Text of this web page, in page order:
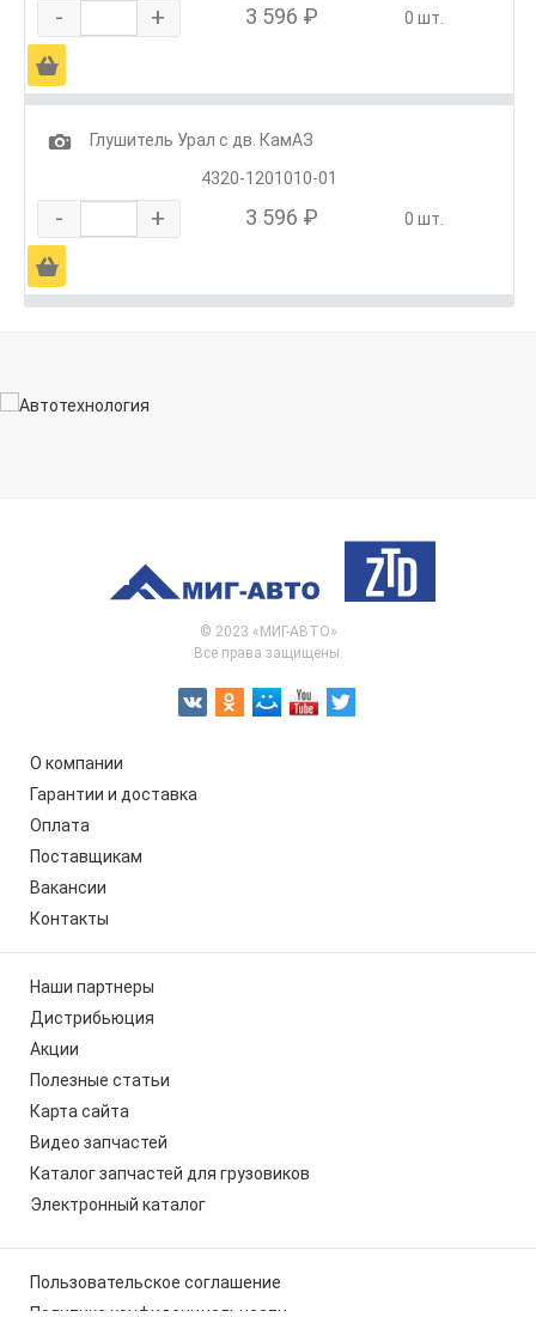
- + 3 596 ₽ 0 шт.
Ä
1
Глушитель Урал с дв. КамАЗ
4320-1201010-01
- + 3 596 ₽ 0 шт.
Ä
© 2023 «МИГ-АВТО»
Все права защищены.
О компании
Гарантии и доставка
Оплата
Поставщикам
Вакансии
Контакты
Наши партнеры
Дистрибьюция
Акции
Полезные статьи
Карта сайта
Видео запчастей
Каталог запчастей для грузовиков
Электронный каталог
Пользовательское соглашение